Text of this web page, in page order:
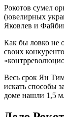
Рокотов сумел
(ювелирных
Яковлев и
Как бы ловко не
своих
Весь срок Ян
искать способы
доме нашли 1,5